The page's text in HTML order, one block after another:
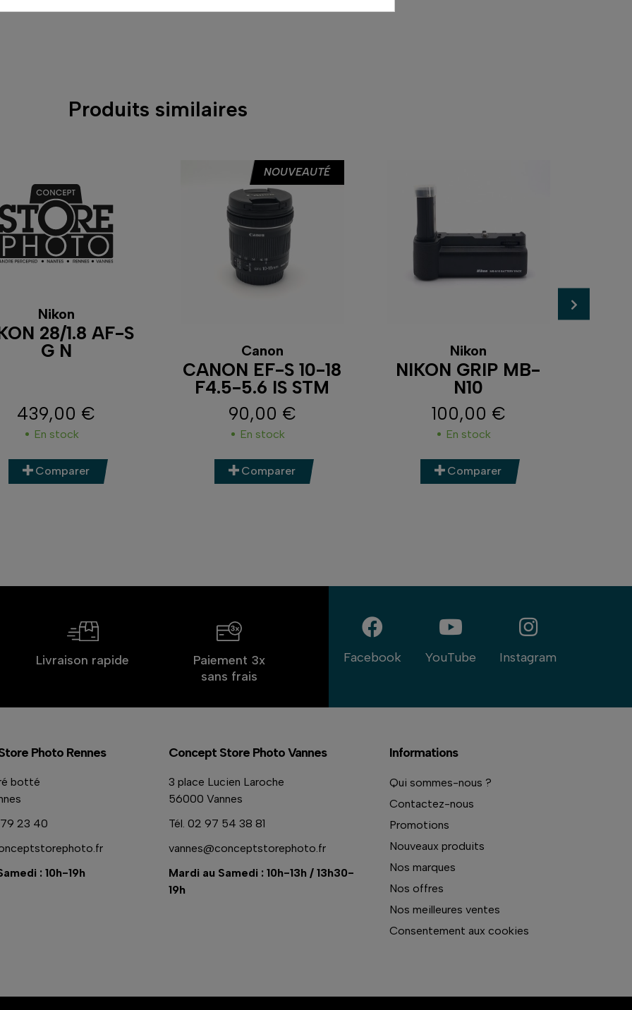
Produits similaires
Nikon
28/1.8 AF-S
G N
Prix
439,00 €
En stock
Comparer
NOUVEAUTÉ
Canon
CANON EF-S 10-18
F4.5-5.6 IS STM
Prix
90,00 €
En stock
Comparer
Nikon
NIKON GRIP MB-
N10
Prix
100,00 €
En stock
Comparer
Livraison rapide
Paiement 3x
sans frais
Facebook YouTube Instagram
Photo Rennes
botté
23 40
: 10h-19h
Concept Store Photo Vannes
3 place Lucien Laroche
56000 Vannes
Tél. 02 97 54 38 81
vannes@conceptstorephoto.fr
Mardi au Samedi : 10h-13h / 13h30-
19h
Informations
Qui sommes-nous ?
Contactez-nous
Promotions
Nouveaux produits
Nos marques
Nos offres
Nos meilleures ventes
Consentement aux cookies